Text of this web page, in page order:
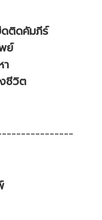
ติดคัมภีร์
ย์
ชีวิต